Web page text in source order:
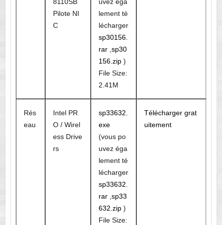
Pilote NI
C
lement té
lécharger
sp30156.
rar, sp30
156.zip)
File Size:
2.41M
Rés
eau
Intel PR
O / Wirel
ess Drive
rs
sp33632.
exe
(vous po
uvez éga
lement té
lécharger
sp33632.
rar, sp33
632.zip)
File Size:
Télécharger grat
uitement